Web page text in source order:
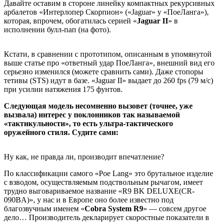
Давайте оставим в стороне линейку компактных рекурсивных
арбалетов «Интерлопер Скорпион» («Jaguar» у «ПоеЛанга»),
которая, впрочем, обогатилась серией «Jaguar II» в
исполнении булл-пап (на фото).
Кстати, в сравнении с прототипом, описанным в упомянутой
выше статье про «ответный удар ПоеЛанга», внешний вид его
серьезно изменился (можете сравнить сами). Даже стопоры
тетивы (STS) идут в базе. «Jaguar II» выдает до 260 fps (79 м/с)
при усилии натяжения 175 фунтов.
Следующая модель несомненно вызовет (точнее, уже
вызвала) интерес у поклонников так называемой
«тактикульности», то есть ультра-тактического
оружейного стиля. Судите сами:
Ну как, не правда ли, производит впечатление?
По классификации самого «Poe Lang» это брутальное изделие
с взводом, осуществляемым подствольным рычагом, имеет
трудно выговариваемое название «R9 BK DELUXE(CR-
090BA)», у нас и в Европе оно более известно под
благозвучным именем «Cobra System R9» — совсем другое
дело… Производитель декларирует скоростные показатели в